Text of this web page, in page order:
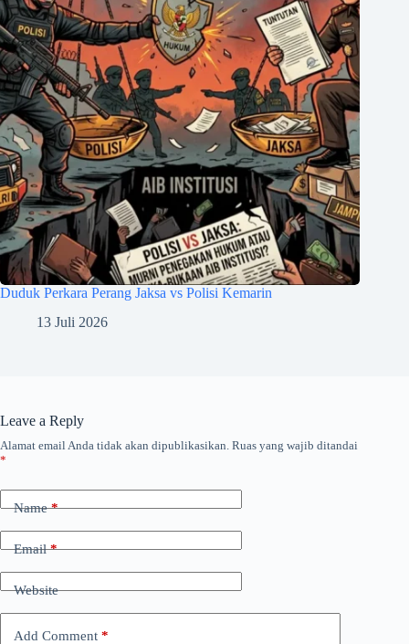
Duduk Perkara Perang Jaksa vs Polisi Kemarin
13 Juli 2026
Leave a Reply
Alamat email Anda tidak akan dipublikasikan. Ruas yang wajib ditandai
*
Name*
Email*
Website
Add Comment *